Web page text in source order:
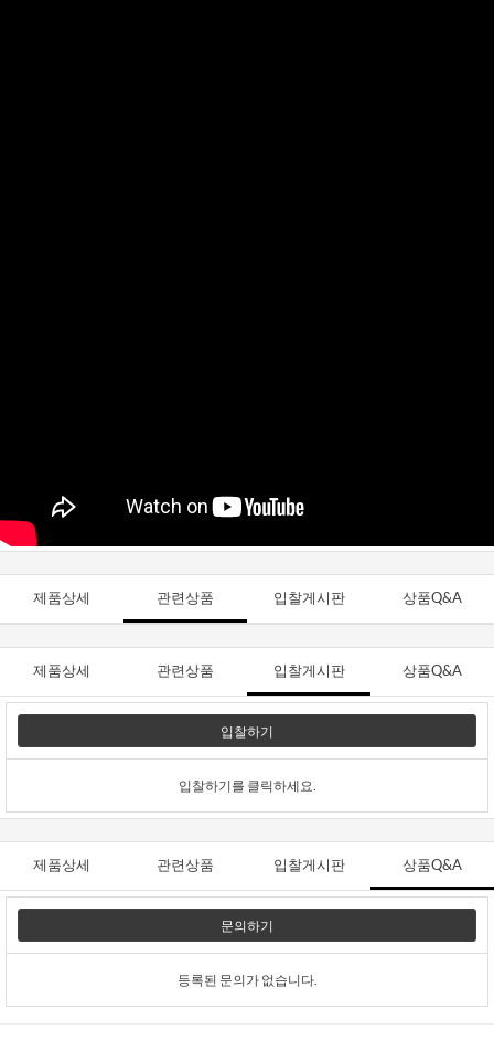
제품상세 관련상품 입찰게시판 상품Q&A
제품상세 관련상품 입찰게시판 상품Q&A
입찰하기
입찰하기를 클릭하세요.
제품상세 관련상품 입찰게시판 상품Q&A
문의하기
등록된 문의가 없습니다.